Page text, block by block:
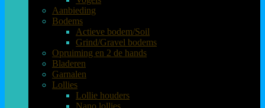
Aanbieding
Bodems
Actieve bodem/Soil
Grind/Gravel bodems
Opruiming en 2 de hands
Bladeren
Garnalen
Lollies
Lollie houders
Nano lollies